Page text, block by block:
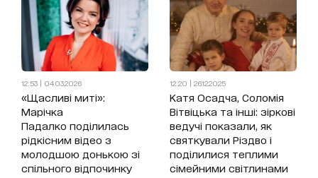
12:53 | 04.03.2026
«Щасливі миті»:
Марічка
Падалко поділилась
рідкісним відео з
молодшою донькою зі
спільного відпочинку
12:20 | 26.12.2025
Катя Осадча, Соломія
Вітвіцька та інші: зіркові
ведучі показали, як
святкували Різдво і
поділилися теплими
сімейними світлинами